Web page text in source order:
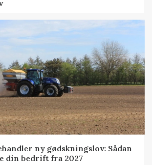
ny gødskningslov: Sådan
din bedrift fra 2027